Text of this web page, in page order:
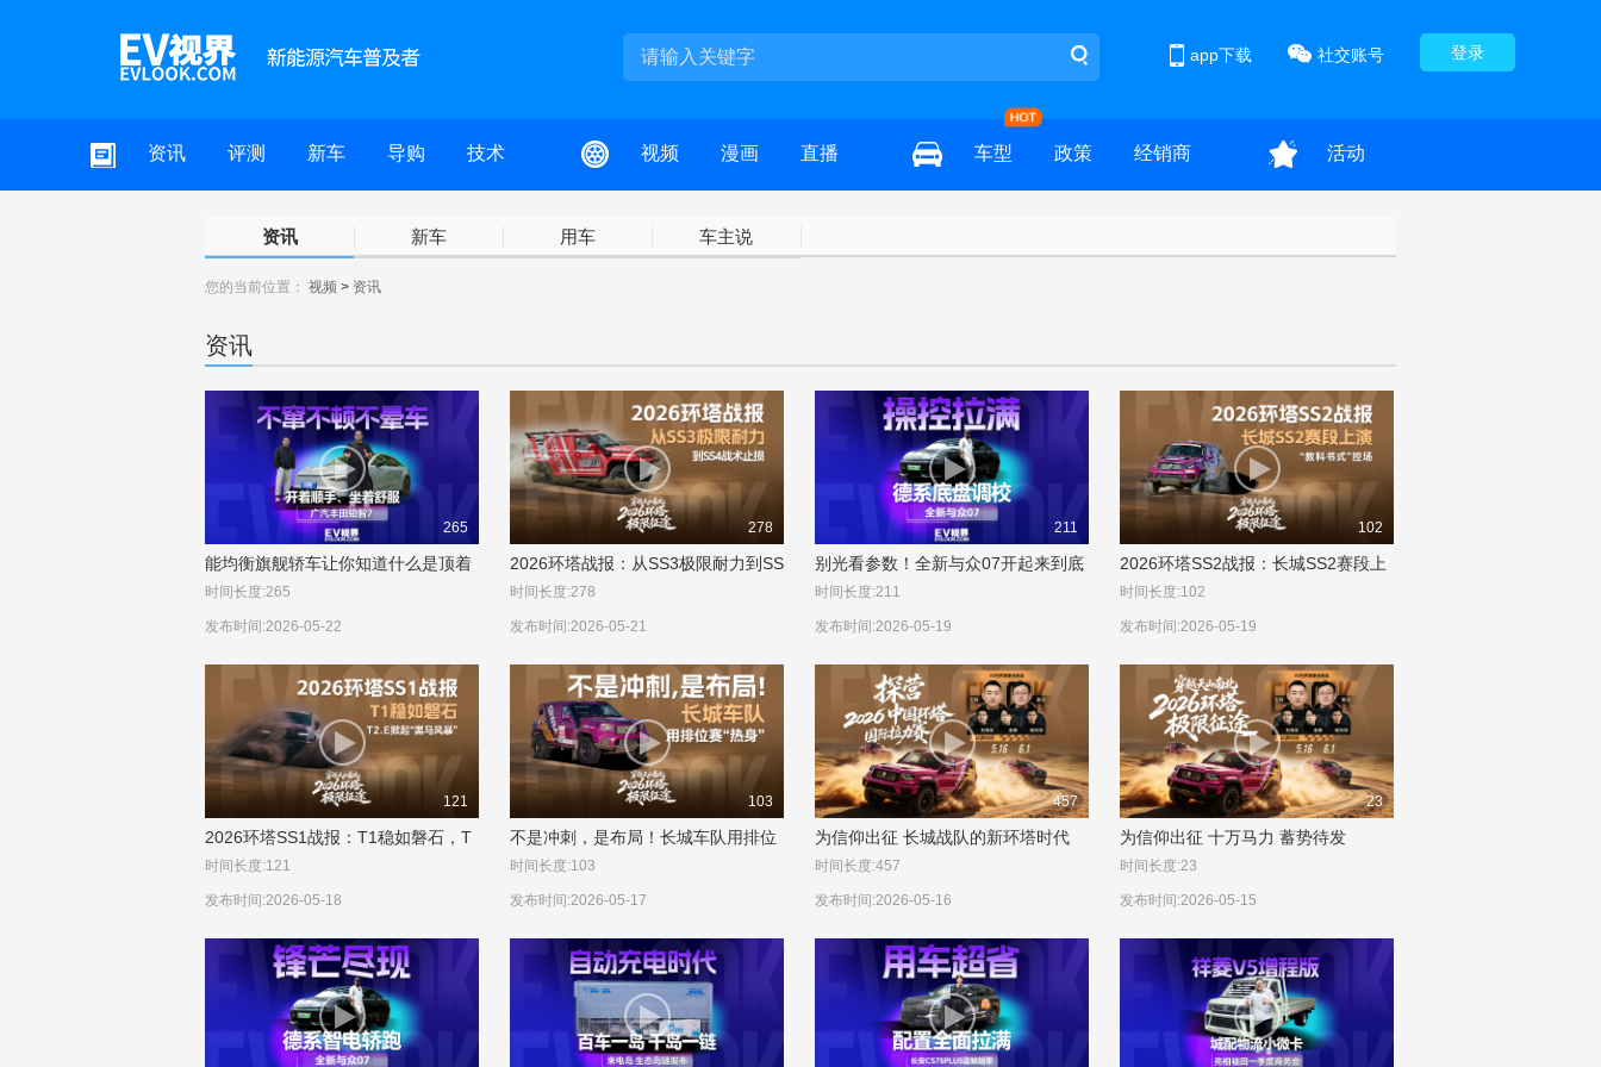
登录
社交账号
app下载
资讯 评测 新车 导购 技术 视频 漫画 直播 车型 政策 经销商 活动
资讯 新车 用车 车主说
您的当前位置： 视频 > 资讯
资讯
265
能均衡旗舰轿车让你知道什么是顶着
时间长度:265
发布时间:2026-05-22
278
2026环塔战报：从SS3极限耐力到SS
时间长度:278
发布时间:2026-05-21
211
别光看参数！全新与众07开起来到底
时间长度:211
发布时间:2026-05-19
102
2026环塔SS2战报：长城SS2赛段上
时间长度:102
发布时间:2026-05-19
121
2026环塔SS1战报：T1稳如磐石，T
时间长度:121
发布时间:2026-05-18
103
不是冲刺，是布局！长城车队用排位
时间长度:103
发布时间:2026-05-17
457
为信仰出征 长城战队的新环塔时代
时间长度:457
发布时间:2026-05-16
23
为信仰出征 十万马力 蓄势待发
时间长度:23
发布时间:2026-05-15